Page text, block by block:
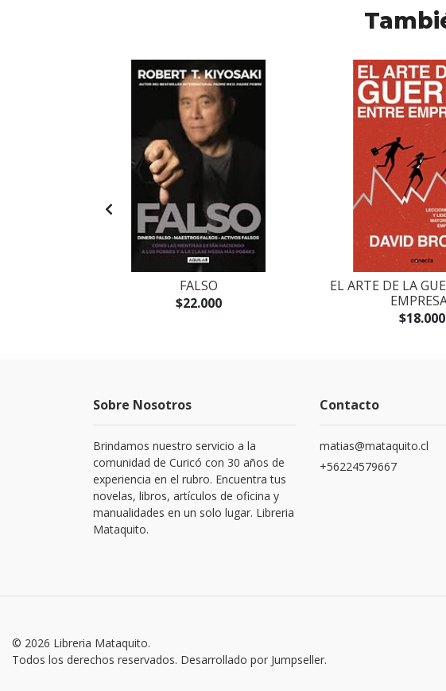
FALSO
$22.000
EL ARTE DE LA
$18.000
Sobre Nosotros
Brindamos nuestro servicio a la
comunidad de Curicó con 30 años de
experiencia en el rubro. Encuentra tus
novelas, libros, artículos de oficina y
manualidades en un solo lugar. Libreria
Mataquito.
Contacto
matias@mataquito.cl
+56224579667
© 2026 Libreria Mataquito.
Todos los derechos reservados. Desarrollado por Jumpseller.